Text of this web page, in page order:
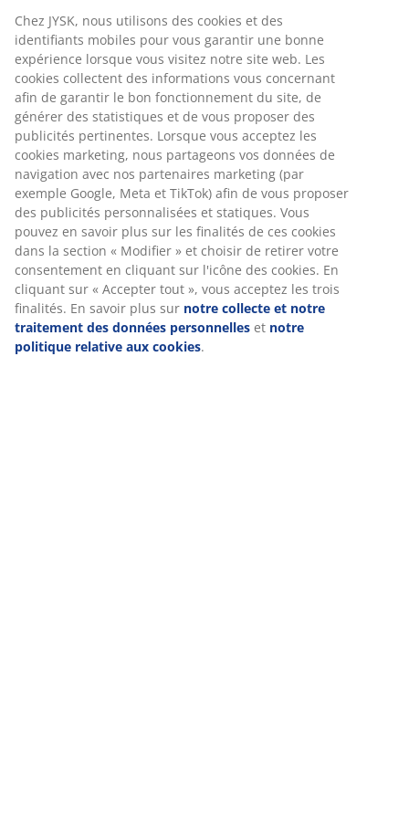
Livraison rapide et facile
Chêne massif et placage chêne. Pour matelas tapissier,
à ressorts et en mousse de 140x200 cm. Excl. sommier
et matelas. l144 x L216 x H80 cm
Numéro d’article: 3650165
Instructions de montage
Spécifications
Chez JYSK, nous utilisons des cookies et des
identifiants mobiles pour vous garantir une bonne
expérience lorsque vous visitez notre site web. Les
cookies collectent des informations vous concernant
afin de garantir le bon fonctionnement du site, de
générer des statistiques et de vous proposer des
publicités pertinentes. Lorsque vous acceptez les
cookies marketing, nous partageons vos données de
navigation avec nos partenaires marketing (par
exemple Google, Meta et TikTok) afin de vous proposer
des publicités personnalisées et statiques. Vous
pouvez en savoir plus sur les finalités de ces cookies
dans la section « Modifier » et choisir de retirer votre
consentement en cliquant sur l'icône des cookies. En
cliquant sur « Accepter tout », vous acceptez les trois
finalités. En savoir plus sur notre collecte et notre
traitement des données personnelles et notre
politique relative aux cookies.